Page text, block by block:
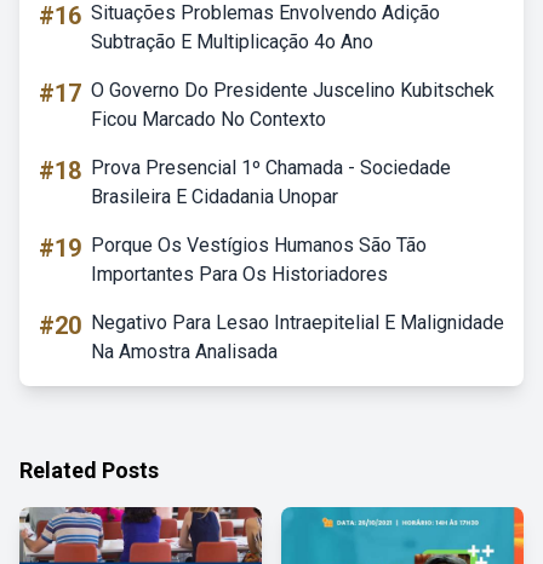
#16 Situações Problemas Envolvendo Adição
Subtração E Multiplicação 4o Ano
#17 O Governo Do Presidente Juscelino Kubitschek
Ficou Marcado No Contexto
#18 Prova Presencial 1º Chamada - Sociedade
Brasileira E Cidadania Unopar
#19 Porque Os Vestígios Humanos São Tão
Importantes Para Os Historiadores
#20 Negativo Para Lesao Intraepitelial E Malignidade
Na Amostra Analisada
Related Posts